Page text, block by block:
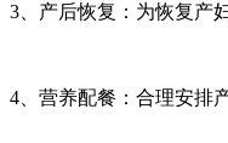
3、产后恢复：为恢复产
4、营养配餐：合理安排